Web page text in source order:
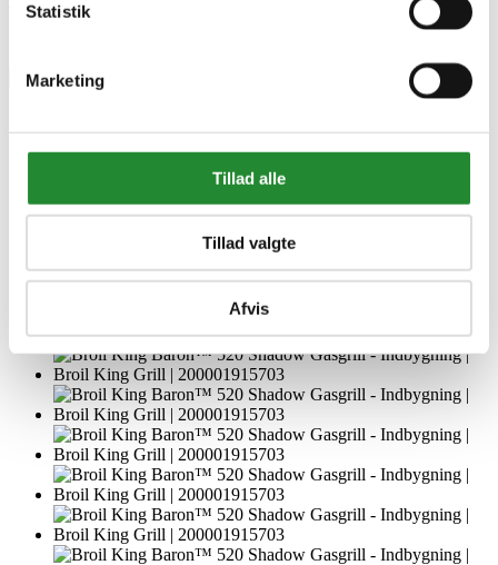
Statistik
Marketing
Tillad alle
Tillad valgte
Afvis
Broil King Baron™ 520 Shadow Gasgrill - Indbygning